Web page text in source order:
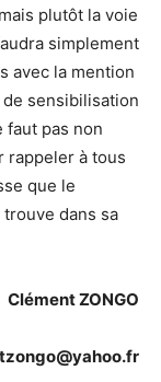
plutôt la voie
simplement
avec la mention
sensibilisation
pas non
rappeler à tous
que le
trouve dans sa
Clément ZONGO